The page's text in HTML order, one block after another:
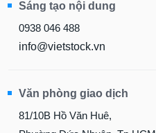
Sáng tạo nội dung
0938 046 488
info@vietstock.vn
Văn phòng giao dịch
81/10B Hồ Văn Huê,